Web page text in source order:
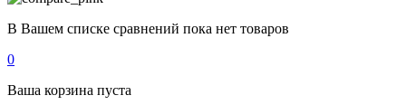
В Вашем списке сравнений пока нет товаров
0
Ваша корзина пуста